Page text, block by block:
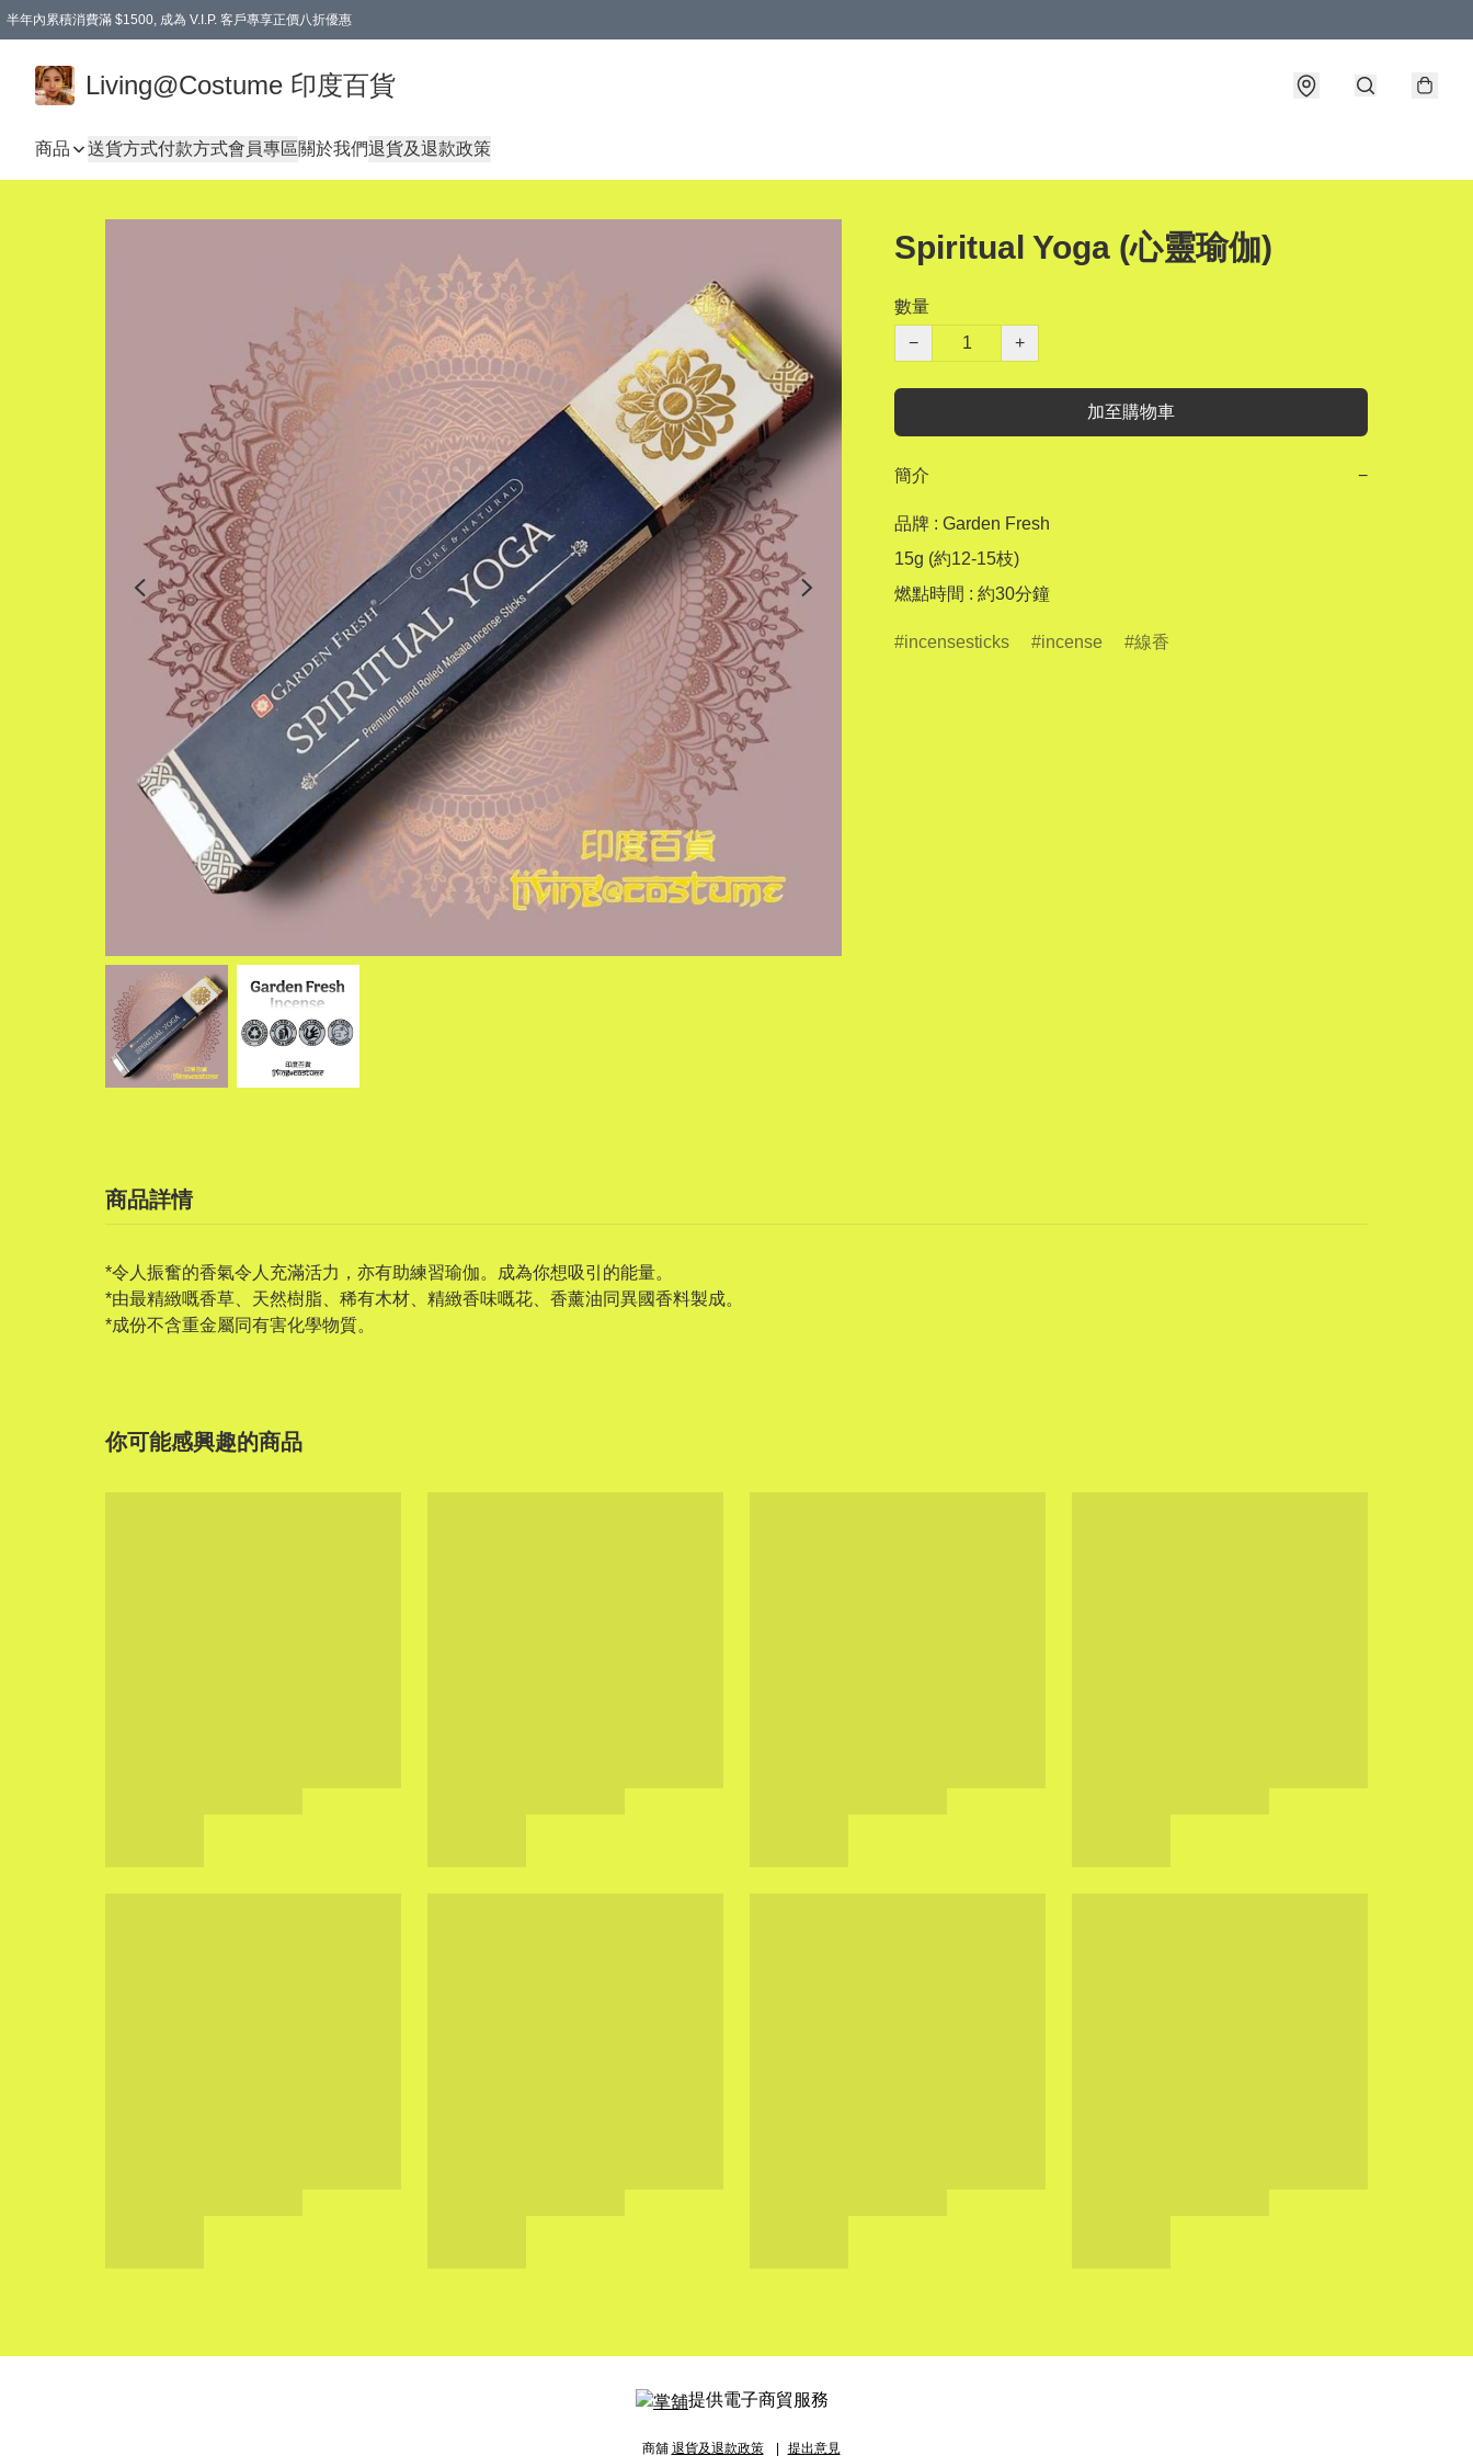
半年內累積消費滿 $1500, 成為 V.I.P. 客戶專享正價八折優惠
Living@Costume 印度百貨
商品 送貨方式付款方式會員專區關於我們退貨及退款政策
Spiritual Yoga (心靈瑜伽)
數量
−
+
加至購物車
簡介 −
品牌 : Garden Fresh
15g (約12-15枝)
燃點時間 : 約30分鐘
incensesticks incense 線香
商品詳情
*令人振奮的香氣令人充滿活力，亦有助練習瑜伽。成為你想吸引的能量。
*由最精緻嘅香草、天然樹脂、稀有木材、精緻香味嘅花、香薰油同異國香料製成。
*成份不含重金屬同有害化學物質。
你可能感興趣的商品
提供電子商貿服務
商舖 退貨及退款政策 提出意見